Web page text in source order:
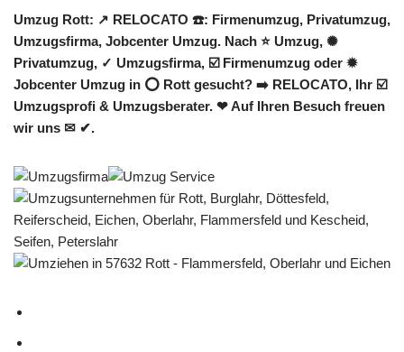
Umzug Rott: ↗️ RELOCATO ☎️: Firmenumzug, Privatumzug,
Umzugsfirma, Jobcenter Umzug. Nach ⭐ Umzug, ✺
Privatumzug, ✓ Umzugsfirma, ☑️ Firmenumzug oder ✹
Jobcenter Umzug in ⭕ Rott gesucht? ➡️ RELOCATO, Ihr ☑️
Umzugsprofi & Umzugsberater. ❤ Auf Ihren Besuch freuen
wir uns ✉ ✔.